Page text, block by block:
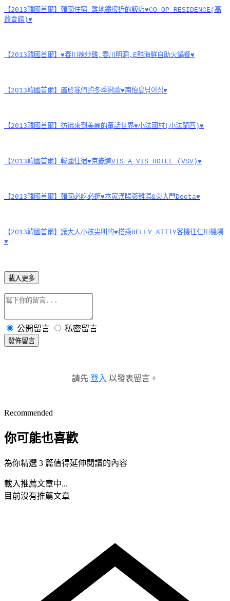
【2013韓國首爾】韓國住宿 離地鐵很近的飯店♥CO-OP RESIDENCE(高
爺會館)♥
【2013韓國首爾】♥春川辣炒雞,春川明洞,E酷海鮮自助火鍋餐♥
【2013韓國首爾】屬於我們的冬季戀歌♥南怡島남이섬♥
【2013韓國首爾】彷彿來到美麗的童話世界♥小法國村(小法蘭西)♥
【2013韓國首爾】韓國住宿♥京畿道VIS A VIS HOTEL (VSV)♥
【2013韓國首爾】韓國必吃必逛♥本家漢陽蔘雞湯&東大門Doota♥
【2013韓國首爾】讓大人小孩尖叫的♥搭乘HELLY KITTY客機往仁川機場
♥
載入更多
公開留言 私密留言
發佈留言
請先 登入 以發表留言。
Recommended
你可能也喜歡
為你精選 3 篇值得延伸閱讀的內容
載入推薦文章中...
目前沒有推薦文章